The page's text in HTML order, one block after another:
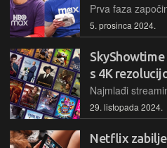
5. prosinca 2024.
s 4K
29. listopada 2024.
Netflix